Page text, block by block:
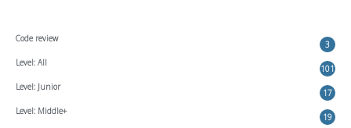
Code review
3
Level: All
101
Level: Junior
17
Level: Middle+
19